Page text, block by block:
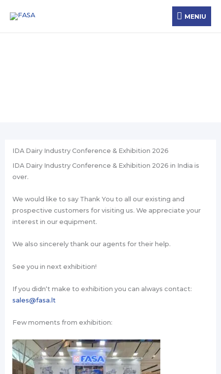
MENIU
MENIU
IDA Dairy Industry Conference & Exhibition 2026
IDA Dairy Industry Conference & Exhibition 2026 in India is
over.
We would like to say Thank You to all our existing and
prospective customers for visiting us. We appreciate your
interest in our equipment.
We also sincerely thank our agents for their help.
See you in next exhibition!
If you didn‘t make to exhibition you can always contact:
sales@fasa.lt
Few moments from exhibition: